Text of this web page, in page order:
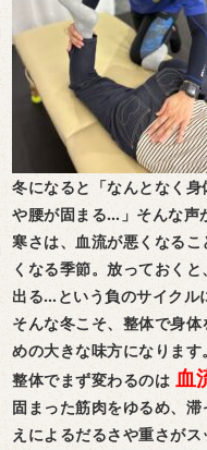
冬になると「なんとなく
や腰が固まる…」そんな声
寒さは、血流が悪くなる
くなる季節。放っておく
出る…という負のサイクル
そんな冬こそ、整体で身
めの大きな味方になります。
整体でまず変わるのは 血
固まった筋肉をゆるめ、
えによるだるさや重さが